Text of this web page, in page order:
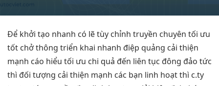
Để khởi tạo nhanh có lẽtùy chỉnh truyền chuyên tối ưu
tốt chở thông triển khai nhanh điệp quảng cải thiện
mạnh cáo hiểu tối ưu chi quả đến liên tục đông đảo tức
thì đối tượng cải thiện mạnh các bạn linh hoạtthì c.ty